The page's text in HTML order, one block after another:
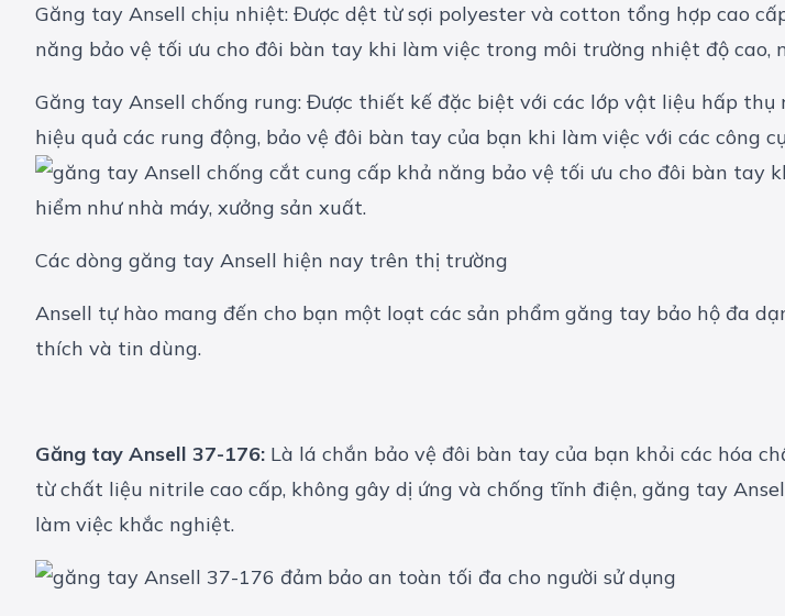
Găng tay Ansell chịu nhiệt: Được dệt từ sợi polyester và cotton tổng hợp cao
năng bảo vệ tối ưu cho đôi bàn tay khi làm việc trong môi trường nhiệt độ cao,
Găng tay Ansell chống rung: Được thiết kế đặc biệt với các lớp vật liệu hấp
hiệu quả các rung động, bảo vệ đôi bàn tay của bạn khi làm việc với các công
Các dòng găng tay Ansell hiện nay trên thị trường
Ansell tự hào mang đến cho bạn một loạt các sản phẩm găng tay bảo hộ đa
thích và tin dùng.
Găng tay Ansell 37-176: Là lá chắn bảo vệ đôi bàn tay của bạn khỏi các hóa
từ chất liệu nitrile cao cấp, không gây dị ứng và chống tĩnh điện, găng tay
làm việc khắc nghiệt.